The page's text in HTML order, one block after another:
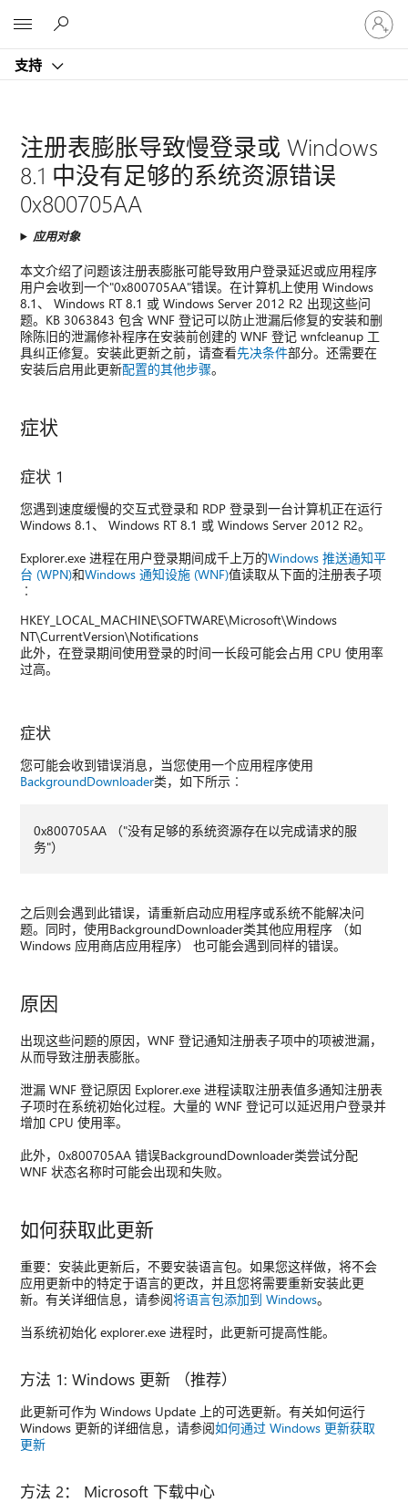
支持
请
登
录
注册表膨胀导致慢登录或 Windows
8.1 中没有足够的系统资源错误
0x800705AA
应用对象
本文介绍了问题该注册表膨胀可能导致用户登录延迟或应用程序
用户会收到一个"0x800705AA"错误。在计算机上使用 Windows
8.1、 Windows RT 8.1 或 Windows Server 2012 R2 出现这些问
题。KB 3063843 包含 WNF 登记可以防止泄漏后修复的安装和删
除陈旧的泄漏修补程序在安装前创建的 WNF 登记 wnfcleanup 工
具纠正修复。安装此更新之前，请查看先决条件部分。还需要在
安装后启用此更新配置的其他步骤。
症状
症状 1
您遇到速度缓慢的交互式登录和 RDP 登录到一台计算机正在运行
Windows 8.1、 Windows RT 8.1 或 Windows Server 2012 R2。
Explorer.exe 进程在用户登录期间成千上万的Windows 推送通知平
台 (WPN)和Windows 通知设施 (WNF)值读取从下面的注册表子项
︰
HKEY_LOCAL_MACHINE\SOFTWARE\Microsoft\Windows
NT\CurrentVersion\Notifications
此外，在登录期间使用登录的时间一长段可能会占用 CPU 使用率
过高。
症状
您可能会收到错误消息，当您使用一个应用程序使用
BackgroundDownloader类，如下所示︰
0x800705AA （"没有足够的系统资源存在以完成请求的服
务"）
之后则会遇到此错误，请重新启动应用程序或系统不能解决问
题。同时，使用BackgroundDownloader类其他应用程序 （如
Windows 应用商店应用程序） 也可能会遇到同样的错误。
原因
出现这些问题的原因，WNF 登记通知注册表子项中的项被泄漏，
从而导致注册表膨胀。
泄漏 WNF 登记原因 Explorer.exe 进程读取注册表值多通知注册表
子项时在系统初始化过程。大量的 WNF 登记可以延迟用户登录并
增加 CPU 使用率。
此外，0x800705AA 错误BackgroundDownloader类尝试分配
WNF 状态名称时可能会出现和失败。
如何获取此更新
重要：安装此更新后，不要安装语言包。如果您这样做，将不会
应用更新中的特定于语言的更改，并且您将需要重新安装此更
新。有关详细信息，请参阅将语言包添加到 Windows。
当系统初始化 explorer.exe 进程时，此更新可提高性能。
方法 1: Windows 更新 （推荐）
此更新可作为 Windows Update 上的可选更新。有关如何运行
Windows 更新的详细信息，请参阅如何通过 Windows 更新获取
更新
方法 2： Microsoft 下载中心